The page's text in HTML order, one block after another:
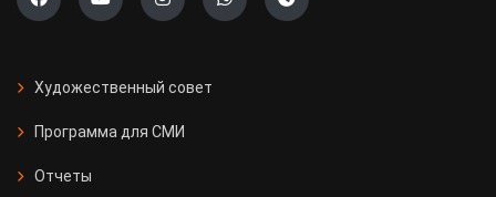
Художественный совет
Программа для СМИ
Отчеты